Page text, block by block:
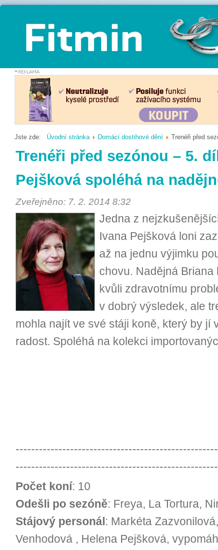
Jste zde: Úvodní stránka Domácí dostihové dění Trenéři před
Trenéři před sezónou – 5.
Pejšková spoléhá na
Zveřejněno: 7. 2. 2014 8:32
Jedna z
Ivana Pejšková loni
až na jednu výjimku
chovu. Nadějná
kvůli zdravotnímu
v dobrý výsledek, ale
mohla najít ve své stáji koně, který by jí
radost. Spoléhá na kolekci
Počet koní: 10
Odešli po sezóně: Freya, La Tortura,
Stájový personál : Markéta
Venhodová , Helena Pejšková,